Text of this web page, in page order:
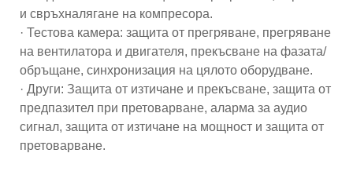
и свръхналягане на компресора.
· Тестова камера: защита от прегряване, прегряване
на вентилатора и двигателя, прекъсване на фазата/
обръщане, синхронизация на цялото оборудване.
· Други: Защита от изтичане и прекъсване, защита от
предпазител при претоварване, аларма за аудио
сигнал, защита от изтичане на мощност и защита от
претоварване.